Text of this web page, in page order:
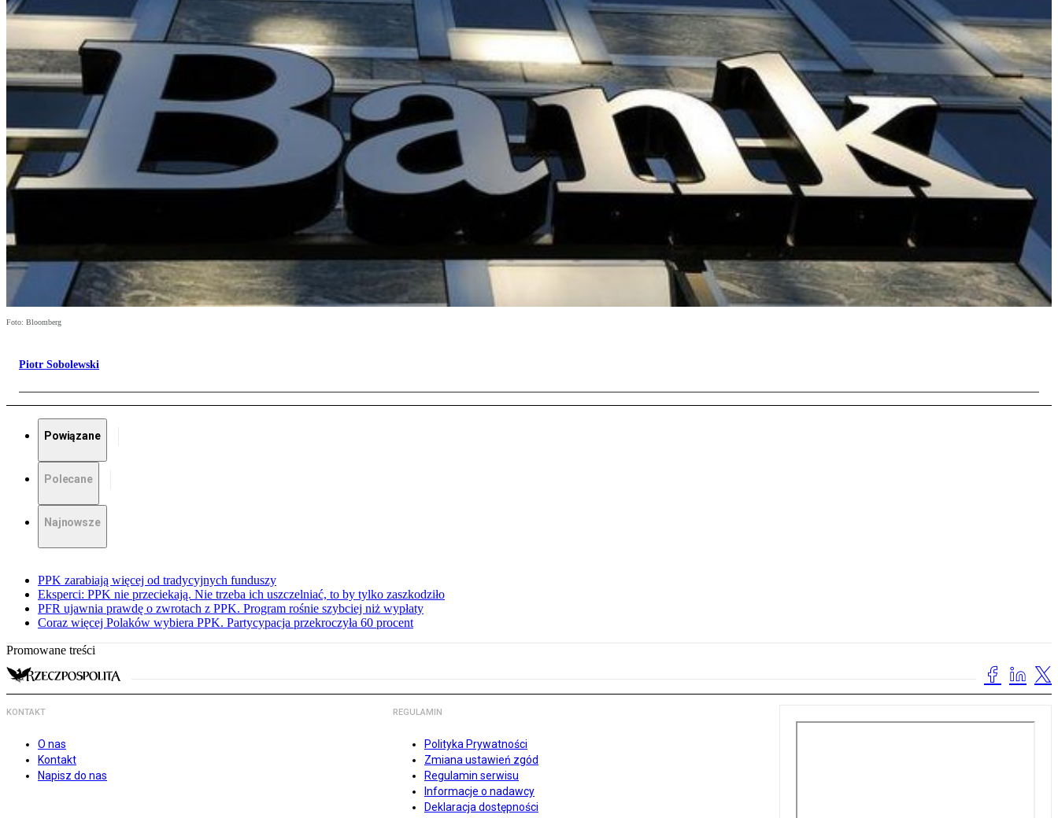
Foto: Bloomberg
Piotr Sobolewski
Powiązane
Polecane
Najnowsze
PPK zarabiają więcej od tradycyjnych funduszy
Eksperci: PPK nie przeciekają. Nie trzeba ich uszczelniać, to by tylko zaszkodziło
PFR ujawnia prawdę o zwrotach z PPK. Program rośnie szybciej niż wypłaty
Coraz więcej Polaków wybiera PPK. Partycypacja przekroczyła 60 procent
Promowane treści
KONTAKT
O nas
Kontakt
Napisz do nas
REGULAMIN
Polityka Prywatności
Zmiana ustawień zgód
Regulamin serwisu
Informacje o nadawcy
Deklaracja dostępności